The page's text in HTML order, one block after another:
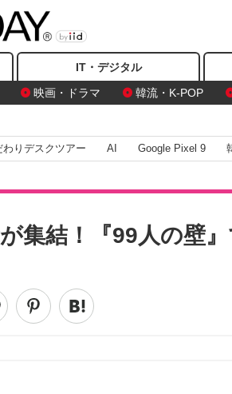
IT・デジタル
映画・ドラマ
韓流・K-POP
わりデスクツアー AI Google Pixel 9
集結！『99人の壁